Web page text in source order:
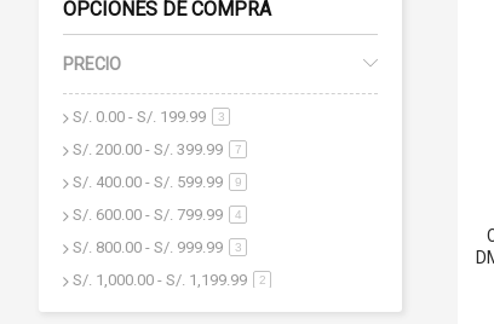
OPCIONES DE COMPRA
PRECIO
S/. 0.00 - S/. 199.99 3artículo
S/. 200.00 - S/. 399.99 7artículo
S/. 400.00 - S/. 599.99 9artículo
S/. 600.00 - S/. 799.99 4
S/. 800.00 - S/. 999.99 3artículo
S/. 1,000.00 - S/. 1,199.99 2artículo
S/. 1,200.00y superior 10artículo